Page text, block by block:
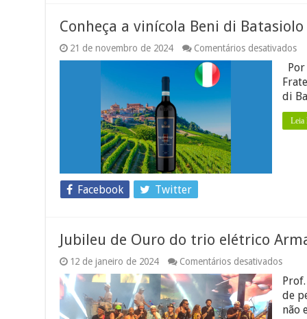
Conheça a vinícola Beni di
21 de novembro de 2024 Comentários desativadosem
a
di
e
di
Leia
Facebook Twitter
Jubileu de Ouro do trio elétrico
12 de janeiro de 2024 Comentários desativadosem
de
Ouro
do
trio
de
não